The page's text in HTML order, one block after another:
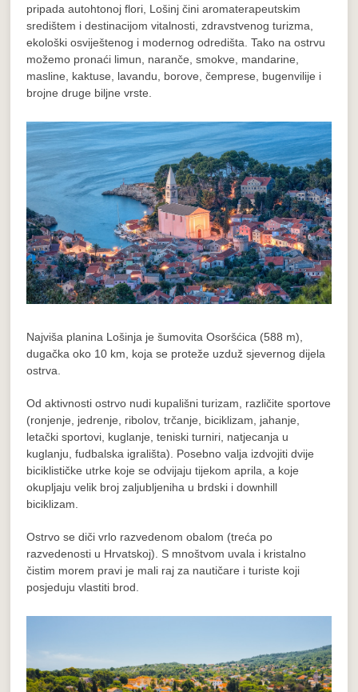
pripada autohtonoj flori, Lošinj čini aromaterapeutskim
središtem i destinacijom vitalnosti, zdravstvenog turizma,
ekološki osviještenog i modernog odredišta. Tako na ostrvu
možemo pronaći limun, naranče, smokve, mandarine,
masline, kaktuse, lavandu, borove, čemprese, bugenvilije i
brojne druge biljne vrste.
Najviša planina Lošinja je šumovita Osoršćica (588 m),
dugačka oko 10 km, koja se proteže uzduž sjevernog dijela
ostrva.
Od aktivnosti ostrvo nudi kupališni turizam, različite sportove
(ronjenje, jedrenje, ribolov, trčanje, biciklizam, jahanje,
letački sportovi, kuglanje, teniski turniri, natjecanja u
kuglanju, fudbalska igrališta). Posebno valja izdvojiti dvije
biciklističke utrke koje se odvijaju tijekom aprila, a koje
okupljaju velik broj zaljubljeniha u brdski i downhill
biciklizam.
Ostrvo se diči vrlo razvedenom obalom (treća po
razvedenosti u Hrvatskoj). S mnoštvom uvala i kristalno
čistim morem pravi je mali raj za nautičare i turiste koji
posjeduju vlastiti brod.